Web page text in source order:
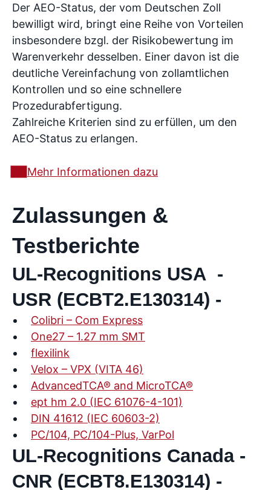
Der AEO-Status, der vom Deutschen Zoll
bewilligt wird, bringt eine Reihe von Vorteilen
insbesondere bzgl. der Risikobewertung im
Warenverkehr desselben. Einer davon ist die
deutliche Vereinfachung von zollamtlichen
Kontrollen und so eine schnellere
Prozedurabfertigung.
Zahlreiche Kriterien sind zu erfüllen, um den
AEO-Status zu erlangen.
Mehr Informationen dazu
Zulassungen &
Testberichte
UL-Recognitions USA -
USR (ECBT2.E130314) -
Colibri – Com Express
One27 – 1.27 mm SMT
flexilink
Velox – VPX (VITA 46)
AdvancedTCA® and MicroTCA®
ept hm 2.0 (IEC 61076-4-101)
DIN 41612 (IEC 60603-2)
PC/104, PC/104-Plus, VarPol
UL-Recognitions Canada -
CNR (ECBT8.E130314) -